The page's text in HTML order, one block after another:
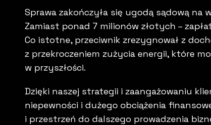
Sprawa zakończyła się ugodą sądową
Zamiast ponad 7 milionów złotych –
Co istotne, przeciwnik zrezygnował z
z przekroczeniem zużycia energii, które
w przyszłości.
Dzięki naszej strategii i zaangażowaniu
niepewności i dużego obciążenia
i przestrzeń do dalszego prowadzenia